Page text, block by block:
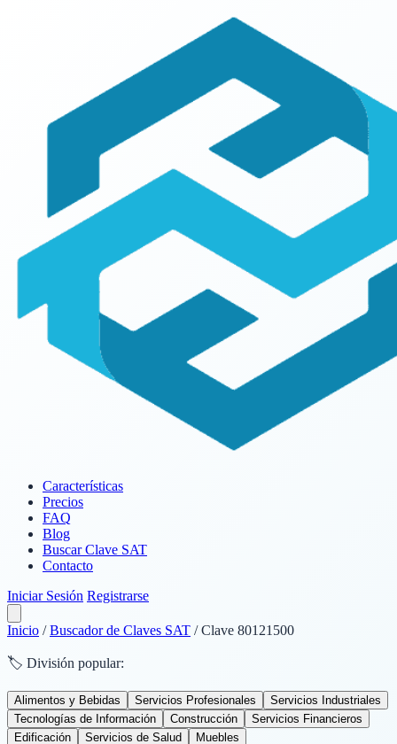
Características
Precios
FAQ
Blog
Buscar Clave SAT
Contacto
Iniciar Sesión Registrarse
Inicio / Buscador de Claves SAT / Clave 80121500
🏷️ División popular:
Alimentos y Bebidas Servicios Profesionales
Servicios Industriales
Tecnologías de Información
Construcción
Servicios Financieros
Edificación
Servicios de Salud Muebles